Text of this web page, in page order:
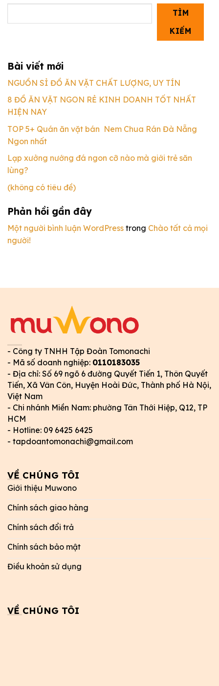
TÌM
KIẾM
Bài viết mới
NGUỒN SỈ ĐỒ ĂN VẶT CHẤT LƯỢNG, UY TÍN
8 ĐỒ ĂN VẶT NGON RẺ KINH DOANH TỐT NHẤT
HIỆN NAY
TOP 5+ Quán ăn vặt bán Nem Chua Rán Đà Nẵng
Ngon nhất
Lạp xưởng nướng đá ngon cỡ nào mà giới trẻ săn
lùng?
(không có tiêu đề)
Phản hồi gần đây
Một người bình luận WordPress trong Chào tất cả mọi
người!
- Công ty TNHH Tập Đoàn Tomonachi
- Mã số doanh nghiệp: 0110183035
- Địa chỉ: Số 69 ngõ 6 đường Quyết Tiến 1, Thôn Quyết
Tiến, Xã Vân Côn, Huyện Hoài Đức, Thành phố Hà Nội,
Việt Nam
- Chi nhánh Miền Nam: phường Tân Thới Hiệp, Q12, TP
HCM
- Hotline: 09 6425 6425
- tapdoantomonachi@gmail.com
VỀ CHÚNG TÔI
Giới thiệu Muwono
Chính sách giao hàng
Chính sách đổi trả
Chính sách bảo mật
Điều khoản sử dụng
VỀ CHÚNG TÔI